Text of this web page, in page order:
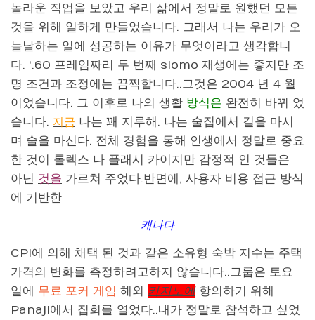
놀라운 직업을 보았고 우리 삶에서 정말로 원했던 모든
것을 위해 일하게 만들었습니다. 그래서 나는 우리가 오
늘날하는 일에 성공하는 이유가 무엇이라고 생각합니
다. ‘.60 프레임짜리 두 번째 slomo 재생에는 좋지만 조
명 조건과 조정에는 끔찍합니다..그것은 2004 년 4 월
이었습니다. 그 이후로 나의 생활 방식은 완전히 바뀌 었
습니다. 지금 나는 꽤 지루해. 나는 술집에서 길을 마시
며 술을 마신다. 전체 경험을 통해 인생에서 정말로 중요
한 것이 롤렉스 나 플래시 카이지만 감정적 인 것들은
아닌 것을 가르쳐 주었다.반면에, 사용자 비용 접근 방식
에 기반한
캐나다
CPI에 의해 채택 된 것과 같은 소유형 숙박 지수는 주택
가격의 변화를 측정하려고하지 않습니다..그룹은 토요
일에 무료 포커 게임 해외 카지노에항의하기 위해
Panaji에서 집회를 열었다..내가 정말로 참석하고 싶었